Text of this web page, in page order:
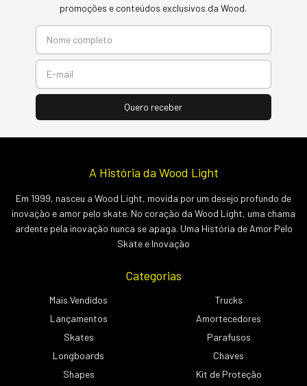
promoções e conteúdos exclusivos da Wood.
A História da Wood Light
Em 1999, nasceu a Wood Light, movida por um desejo profundo de
inovação e amor pelo skate. No coração da Wood Light, uma chama
ardente pela inovação nunca se apaga. Uma História de Amor Pelo
Skate e Inovação
Categorias
Mais Vendidos
Lançamentos
Skates
Longboards
Shapes
Trucks
Amortecedores
Parafusos
Chaves
Kit de Proteção